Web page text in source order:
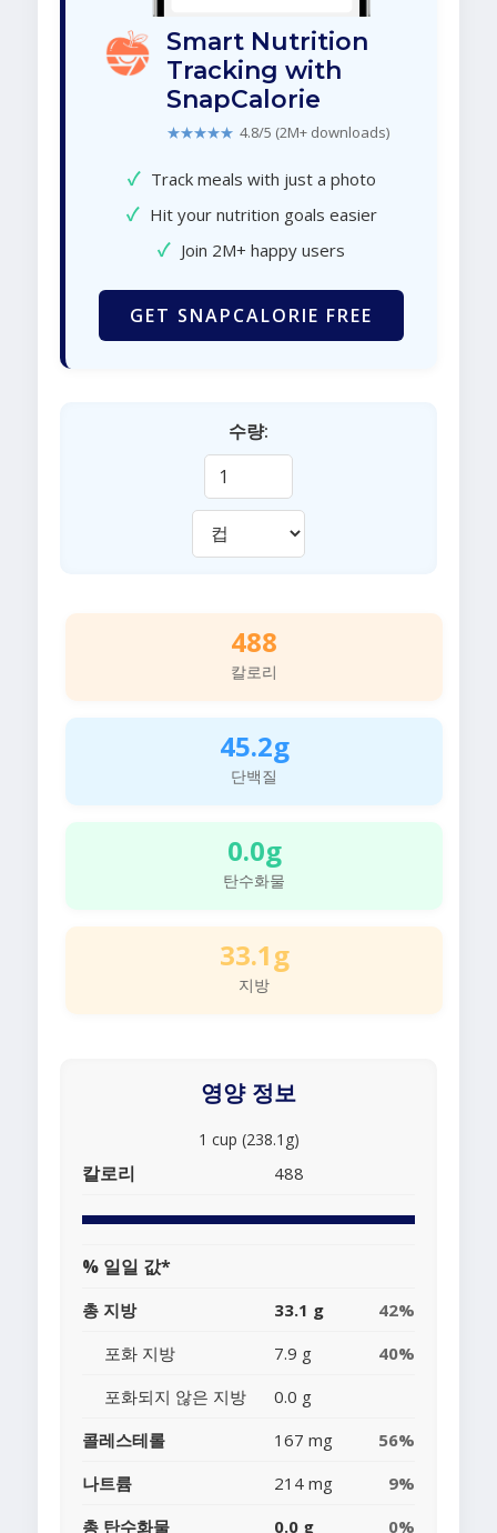
Smart Nutrition
Tracking with
SnapCalorie
★★★★★ 4.8/5 (2M+ downloads)
✓ Track meals with just a photo
✓ Hit your nutrition goals easier
✓ Join 2M+ happy users
GET SNAPCALORIE FREE
수량:
488
칼로리
45.2g
단백질
0.0g
탄수화물
33.1g
지방
영양 정보
1 cup (238.1g)
칼로리 488
% 일일 값*
총 지방 33.1 g
42%
포화 지방
7.9 g
40%
포화되지 않은 지방
0.0 g
콜레스테롤
167 mg
56%
나트륨
214 mg
9%
총 탄수화물
0.0 g 0%